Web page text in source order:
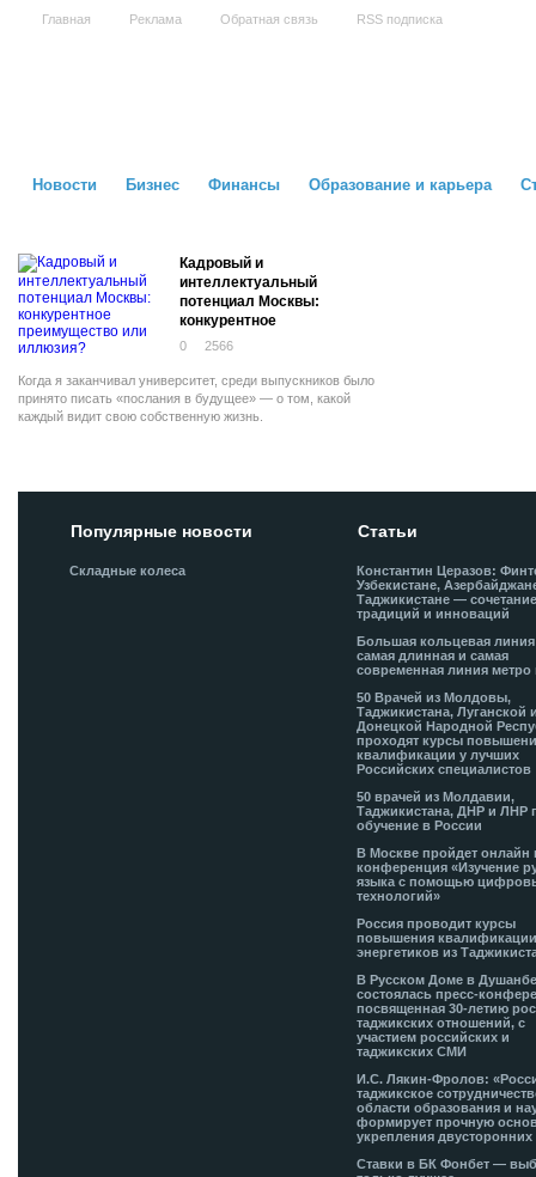
Главная Реклама Обратная связь RSS подписка
Новости Бизнес Финансы Образование и карьера
Кадровый и
интеллектуальный
потенциал Москвы:
конкурентное
преимущество или
0 2566
Когда я заканчивал университет, среди выпускников было
принято писать «послания в будущее» — о том, какой
каждый видит свою собственную жизнь.
Популярные новости
Складные колеса
Статьи
Константин Церазов:
Узбекистане,
Таджикистане —
традиций и инноваций
Большая кольцевая
самая длинная и самая
современная линия метро
50 Врачей из Молдовы,
Таджикистана, Луганской
Донецкой Народной
проходят курсы
квалификации у лучших
Российских специалистов
50 врачей из Молдавии,
Таджикистана, ДНР и ЛНР
обучение в России
В Москве пройдет онлайн
конференция «Изучение
языка с помощью
технологий»
Россия проводит курсы
повышения
энергетиков из
В Русском Доме в
состоялась пресс-
посвященная 30-летию
таджикских отношений, с
участием российских и
таджикских СМИ
И.С. Лякин-Фролов:
таджикское
области образования и
формирует прочную
укрепления двусторонних
Ставки в БК Фонбет —